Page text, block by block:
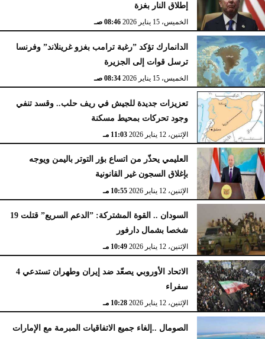
إطلاق النار بغزة
الخميس، 15 يناير 2026 08:46 صـ
الدانمارك تؤكد ”رغبة ترامب بغزو غرينلاند” وفرنسا
ترسل قوات إلى الجزيرة
الخميس، 15 يناير 2026 08:34 صـ
تعزيزات جديدة للجيش في ريف حلب.. وقسد تنفي
وجود تحركات بمحيط مسكنة
الإثنين، 12 يناير 2026 11:03 مـ
العليمي يحذّر من اتساع بؤر التوتر باليمن ويوجه
بإغلاق السجون غير القانونية
الإثنين، 12 يناير 2026 10:55 مـ
السودان .. القوة المشتركة: ”الدعم السريع” قتلت 19
شخصا بشمال دارفور
الإثنين، 12 يناير 2026 10:49 مـ
الاتحاد الأوروبي يصعّد ضد إيران وطهران تستدعي 4
سفراء
الإثنين، 12 يناير 2026 10:28 مـ
الصومال ..إلغاء جميع الاتفاقيات المبرمة مع الإمارات